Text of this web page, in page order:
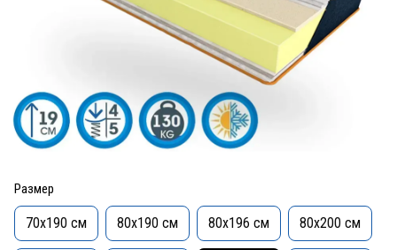
Размер
70x190 см 80x190 см 80х196 см 80x200 см